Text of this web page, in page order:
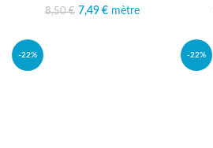
8,50€ Le prix initial était :
7,49 € Le prix actuel
mètre
-22% -22%